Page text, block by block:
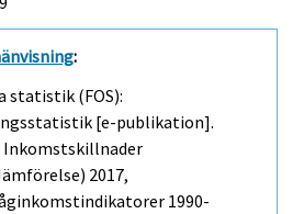
:
statistik (FOS):
[e-publikation].
Inkomstskillnader
2017,
1990-